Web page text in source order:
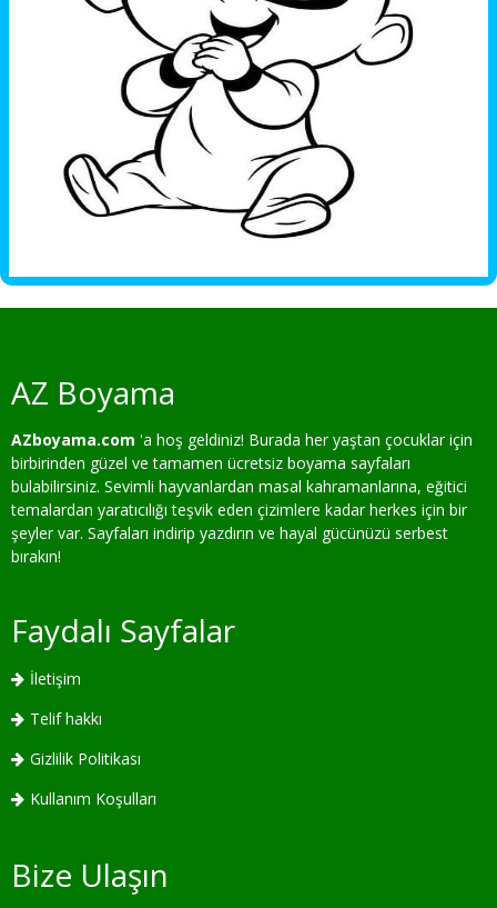
AZ Boyama
AZboyama.com 'a hoş geldiniz! Burada her yaştan çocuklar için
birbirinden güzel ve tamamen ücretsiz boyama sayfaları
bulabilirsiniz. Sevimli hayvanlardan masal kahramanlarına, eğitici
temalardan yaratıcılığı teşvik eden çizimlere kadar herkes için bir
şeyler var. Sayfaları indirip yazdırın ve hayal gücünüzü serbest
bırakın!
Faydalı Sayfalar
İletişim
Telif hakkı
Gizlilik Politikası
Kullanım Koşulları
Bize Ulaşın